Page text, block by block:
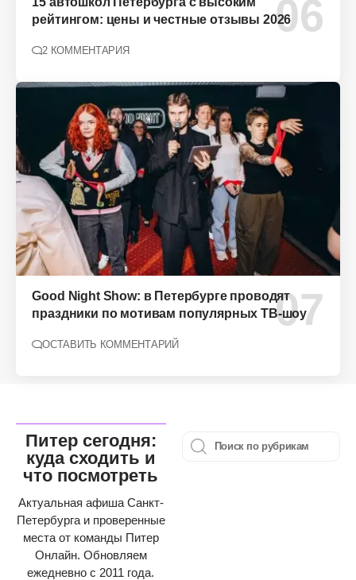
рейтингом: цены и честные отзывы 2026
2 КОММЕНТАРИЯ
Good Night Show: в Петербурге проводят
праздники по мотивам популярных ТВ-шоу
ОСТАВИТЬ КОММЕНТАРИЙ
Питер сегодня:
куда сходить и
что посмотреть
Актуальная афиша Санкт-
Петербурга и проверенные
места от команды Питер
Онлайн. Обновляем
ежедневно с 2011 года.